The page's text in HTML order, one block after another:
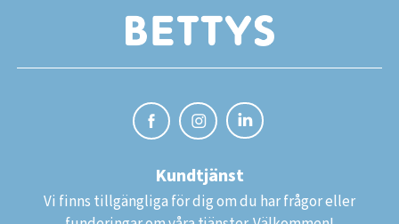
Kundtjänst
Vi finns tillgängliga för dig om du har frågor eller